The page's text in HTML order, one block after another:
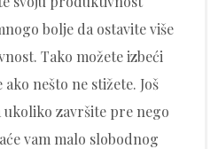
bolje da ostavite više
Tako možete izbeći
nešto ne stižete. Još
završite pre nego
vam malo slobodnog